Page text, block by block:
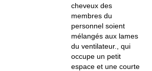
cheveux des
membres du
personnel soient
mélangés aux lames
du ventilateur., qui
occupe un petit
espace et une courte